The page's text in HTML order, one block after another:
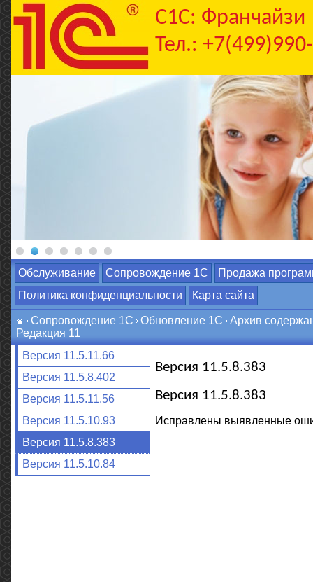
C1С: Франчайзи
Тел.:
Обслуживание Сопровождение 1С
Продажа
Политика конфиденциальности
Карта сайта
Сопровождение 1С Обновление 1С
Архив
Редакция 11
Версия 11.5.11.66
Версия 11.5.8.402
Версия 11.5.11.56
Версия 11.5.10.93
Версия 11.5.8.383
Версия 11.5.10.84
Версия 11.5.8.383
Версия 11.5.8.383
Исправлены выявленные